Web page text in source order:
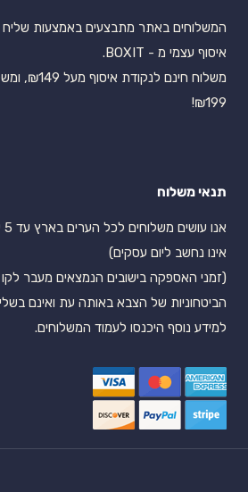
המשלוחים באתר מתבצעים באמצעות שליח
איסוף עצמי מ - BOXIT.
משלוח
₪199!
תנאי משלוח
אינו נחשב ליום עסקים)
(זמני האספקה בישובים הנמצאים מעבר לקו
הביטחוניות של הצבא באותה עת ואינם
למידע נוסף היכנסו לעמוד המשלוחים.